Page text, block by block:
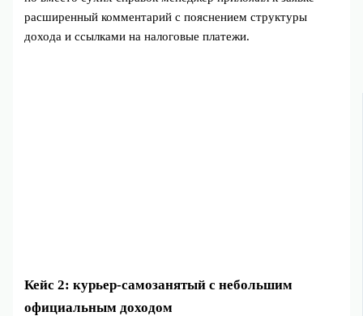
расширенный комментарий с пояснением структуры
дохода и ссылками на налоговые платежи.
Кейс 2: курьер-самозанятый с небольшим
официальным доходом